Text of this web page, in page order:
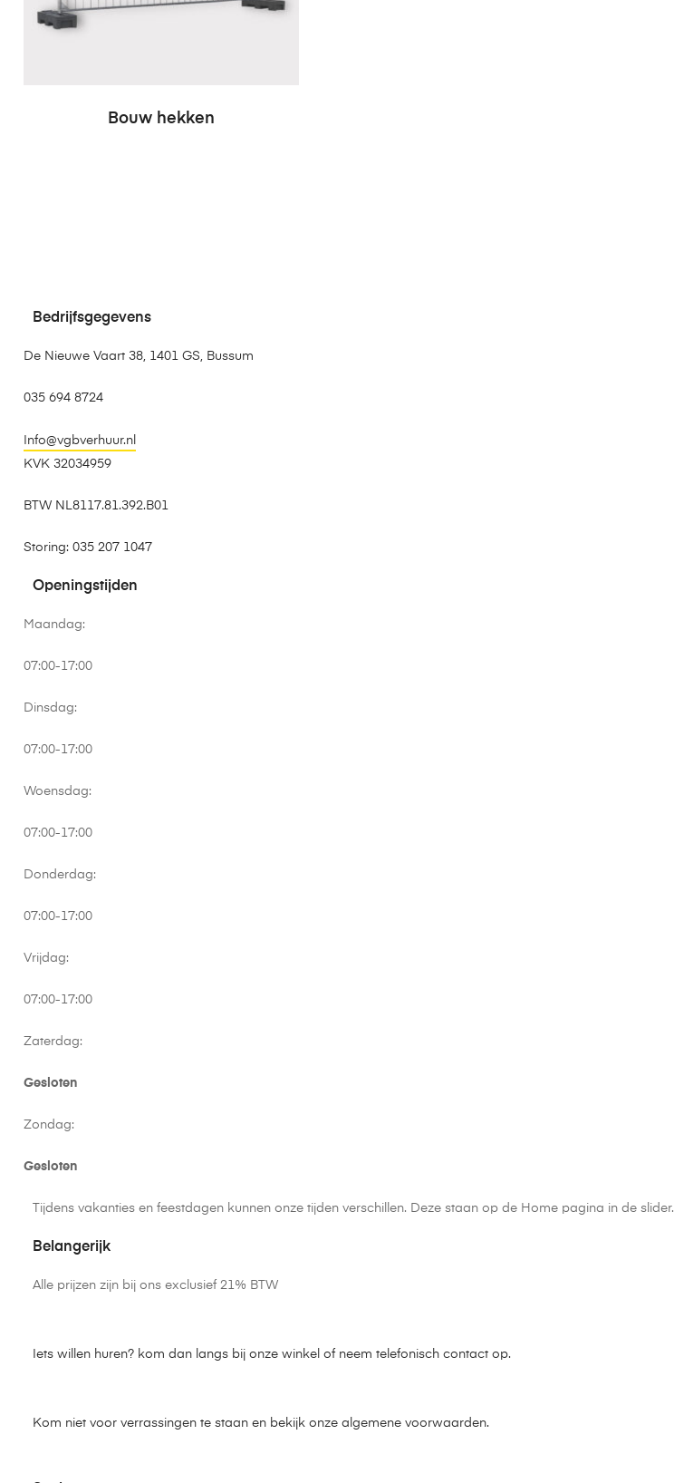
Bouw hekken
Bedrijfsgegevens
De Nieuwe Vaart 38, 1401 GS, Bussum
035 694 8724
Info@vgbverhuur.nl
KVK 32034959
BTW NL8117.81.392.B01
Storing: 035 207 1047
Openingstijden
Maandag:
07:00-17:00
Dinsdag:
07:00-17:00
Woensdag:
07:00-17:00
Donderdag:
07:00-17:00
Vrijdag:
07:00-17:00
Zaterdag:
Gesloten
Zondag:
Gesloten
Tijdens vakanties en feestdagen kunnen onze tijden verschillen. Deze staan op de Home pagina in de slider.
Belangerijk
Alle prijzen zijn bij ons exclusief 21% BTW
Iets willen huren? kom dan langs bij onze winkel of neem telefonisch contact op.
Kom niet voor verrassingen te staan en bekijk onze algemene voorwaarden.